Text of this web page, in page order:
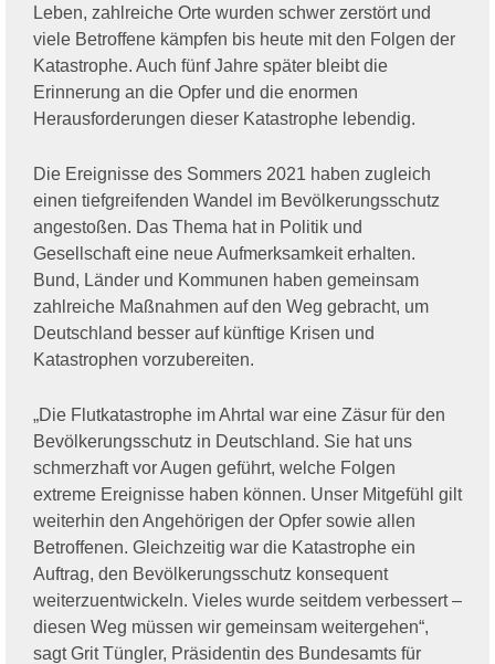
Leben, zahlreiche Orte wurden schwer zerstört und
viele Betroffene kämpfen bis heute mit den Folgen der
Katastrophe. Auch fünf Jahre später bleibt die
Erinnerung an die Opfer und die enormen
Herausforderungen dieser Katastrophe lebendig.
Die Ereignisse des Sommers 2021 haben zugleich
einen tiefgreifenden Wandel im Bevölkerungsschutz
angestoßen. Das Thema hat in Politik und
Gesellschaft eine neue Aufmerksamkeit erhalten.
Bund, Länder und Kommunen haben gemeinsam
zahlreiche Maßnahmen auf den Weg gebracht, um
Deutschland besser auf künftige Krisen und
Katastrophen vorzubereiten.
„Die Flutkatastrophe im Ahrtal war eine Zäsur für den
Bevölkerungsschutz in Deutschland. Sie hat uns
schmerzhaft vor Augen geführt, welche Folgen
extreme Ereignisse haben können. Unser Mitgefühl gilt
weiterhin den Angehörigen der Opfer sowie allen
Betroffenen. Gleichzeitig war die Katastrophe ein
Auftrag, den Bevölkerungsschutz konsequent
weiterzuentwickeln. Vieles wurde seitdem verbessert –
diesen Weg müssen wir gemeinsam weitergehen“,
sagt Grit Tüngler, Präsidentin des Bundesamts für